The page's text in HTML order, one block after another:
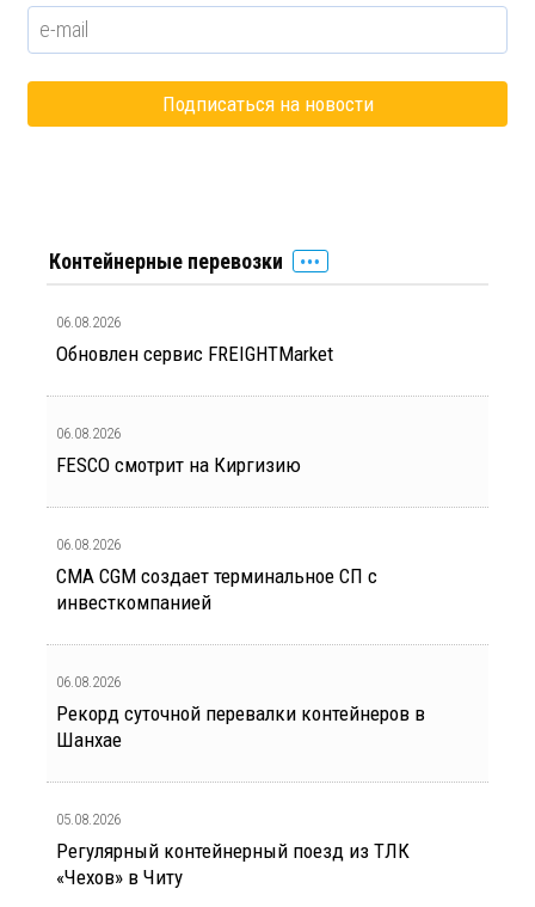
Контейнерные перевозки
06.08.2026
Обновлен сервис FREIGHTMarket
06.08.2026
FESCO смотрит на Киргизию
06.08.2026
CMA CGM создает терминальное СП с
инвесткомпанией
06.08.2026
Рекорд суточной перевалки контейнеров в
Шанхае
05.08.2026
Регулярный контейнерный поезд из ТЛК
«Чехов» в Читу